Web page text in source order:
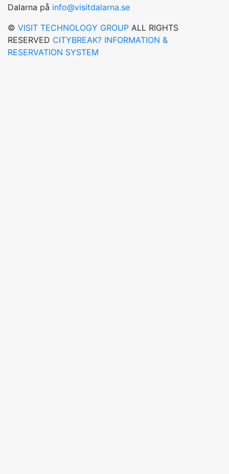
Dalarna på info@visitdalarna.se
© VISIT TECHNOLOGY GROUP ALL RIGHTS
RESERVED CITYBREAK? INFORMATION &
RESERVATION SYSTEM